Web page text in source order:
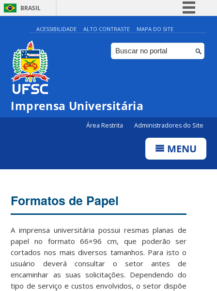
BRASIL
Simplifique!
Comunica BR
Participe
ACESSIBILIDADE ALTO CONTRASTE MAPA DO SITE
Imprensa Universitária
Área Restrita Administradores do Site
MENU
Formatos de Papel
A imprensa universitária possui resmas planas de
papel no formato 66×96 cm, que poderão ser
cortados nos mais diversos tamanhos. Para isto o
usuário deverá consultar o setor antes de
encaminhar as suas solicitações. Dependendo do
tipo de serviço e custos envolvidos, o setor dispõe